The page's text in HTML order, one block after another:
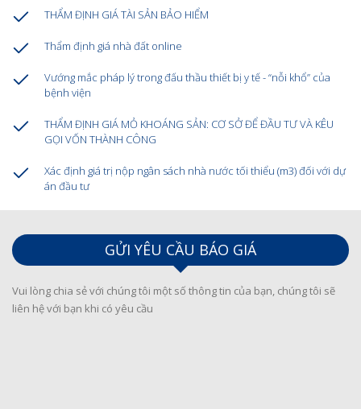
THẨM ĐỊNH GIÁ TÀI SẢN BẢO HIỂM
Thẩm định giá nhà đất online
Vướng mắc pháp lý trong đấu thầu thiết bị y tế - “nỗi khổ” của
bệnh viện
THẨM ĐỊNH GIÁ MỎ KHOÁNG SẢN: CƠ SỞ ĐỂ ĐẦU TƯ VÀ KÊU
GỌI VỐN THÀNH CÔNG
Xác định giá trị nộp ngân sách nhà nước tối thiểu (m3) đối với dự
án đầu tư
GỬI YÊU CẦU BÁO GIÁ
Vui lòng chia sẻ với chúng tôi một số thông tin của bạn, chúng tôi sẽ
liên hệ với bạn khi có yêu cầu